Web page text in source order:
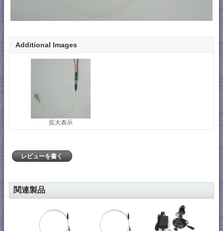
Additional Images
拡大表示
レビューを書く
関連製品